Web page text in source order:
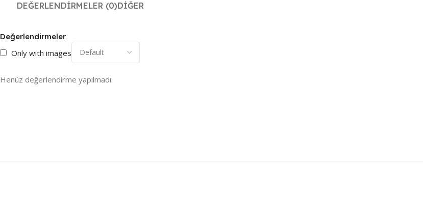
DEĞERLENDIRMELER (0)DIĞER
Değerlendirmeler
Only with images
Henüz değerlendirme yapılmadı.